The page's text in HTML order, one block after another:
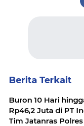
Berita Terkait
Buron 10 Hari
Rp46,2 Juta di PT
Tim Jatanras